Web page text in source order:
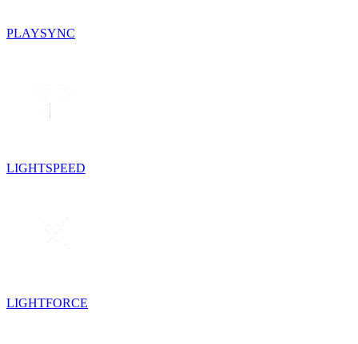
PLAYSYNC
LIGHTSPEED
LIGHTFORCE